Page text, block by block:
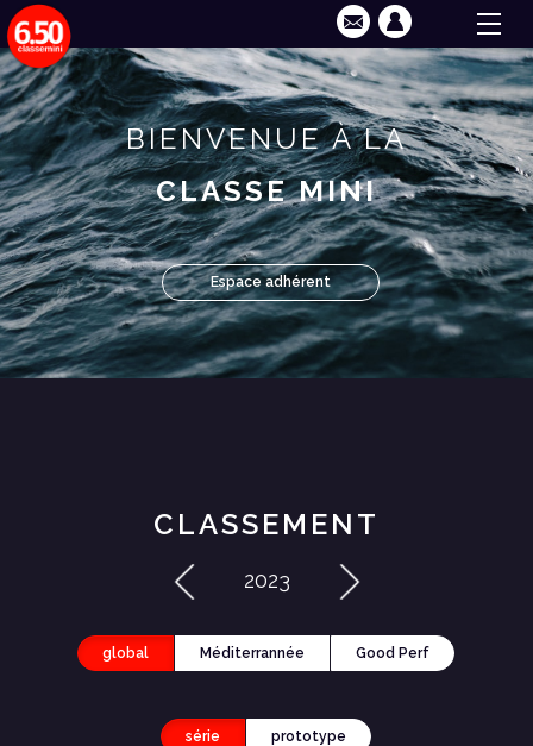
BIENVENUE À LA
CLASSE MINI
Espace adhérent
CLASSEMENT
2023
global Méditerrannée Good Perf
série prototype